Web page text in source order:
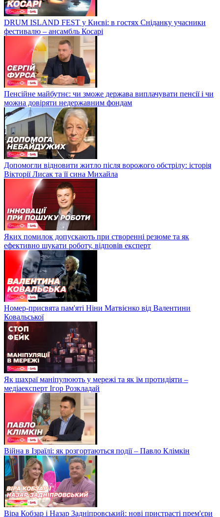
DRUM ISLAND FEST у Києві: в гостях Сніданку учасники
фестивалю – ансамбль Косарі
Пенсійне майбутнє: чи зможе держава виплачувати пенсії і чи
можна довіряти недержавним фондам
Допомогли відновити житло після ворожого обстрілу: історія
Вікторії Лисак та її сина Михайла
Яких помилок допускають при створенні резюме та як
ефективно шукати роботу, відповів експерт
Номер-присвята пам'яті Ніни Матвієнко від Валентини
Ковальської
Як шахраї маніпулюють у мережі та як їм протидіяти –
медіаексперт Ігор Розкладай
Війна в Ізраїлі: як розгортаються події – Павло Клімкін
Віра Кобзар і Назар Задніпровський: нові пристрасті прем'єри